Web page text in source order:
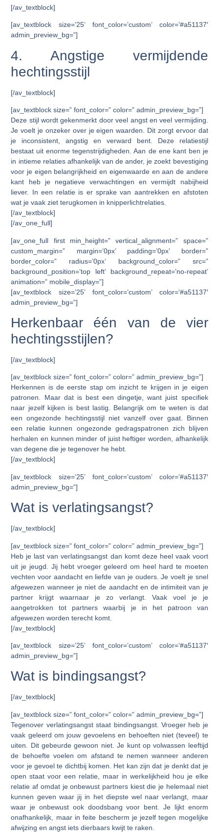
[/av_textblock]
[av_textblock size=’25’ font_color=’custom’ color=’#a51137′
admin_preview_bg=”]
4. Angstige vermijdende
hechtingsstijl
[/av_textblock]
[av_textblock size=” font_color=” color=” admin_preview_bg=”]
Deze stijl wordt gekenmerkt door veel angst en veel vermijding.
Je voelt je onzeker over je eigen waarden. Dit zorgt ervoor dat
je inconsistent, angstig en verward bent. Deze relatiestijl
bestaat uit enorme tegenstrijdigheden. Aan de ene kant ben je
in intieme relaties afhankelijk van de ander, je zoekt bevestiging
voor je eigen belangrijkheid en eigenwaarde en aan de andere
kant heb je negatieve verwachtingen en vermijdt nabijheid
liever. In een relatie is er sprake van aantrekken en afstoten
wat je vaak ziet terugkomen in knipperlichtrelaties.
[/av_textblock]
[/av_one_full]
[av_one_full first min_height=” vertical_alignment=” space=”
custom_margin=” margin=’0px’ padding=’0px’ border=”
border_color=” radius=’0px’ background_color=” src=”
background_position=’top left’ background_repeat=’no-repeat’
animation=” mobile_display=”]
[av_textblock size=’25’ font_color=’custom’ color=’#a51137′
admin_preview_bg=”]
Herkenbaar één van de vier
hechtingsstijlen?
[/av_textblock]
[av_textblock size=” font_color=” color=” admin_preview_bg=”]
Herkennen is de eerste stap om inzicht te krijgen in je eigen
patronen. Maar dat is best een dingetje, want juist specifiek
naar jezelf kijken is best lastig. Belangrijk om te weten is dat
een ongezonde hechtingsstijl niet vanzelf over gaat. Binnen
een relatie kunnen ongezonde gedragspatronen zich blijven
herhalen en kunnen minder of juist heftiger worden, afhankelijk
van degene die je tegenover he hebt.
[/av_textblock]
[av_textblock size=’25’ font_color=’custom’ color=’#a51137′
admin_preview_bg=”]
Wat is verlatingsangst?
[/av_textblock]
[av_textblock size=” font_color=” color=” admin_preview_bg=”]
Heb je last van verlatingsangst dan komt deze heel vaak voort
uit je jeugd. Jij hebt vroeger geleerd om heel hard te moeten
vechten voor aandacht en liefde van je ouders. Je voelt je snel
afgewezen wanneer je niet de aandacht en de intimiteit van je
partner krijgt waarnaar je zo verlangt. Vaak voel je je
aangetrokken tot partners waarbij je in het patroon van
afgewezen worden terecht komt.
[/av_textblock]
[av_textblock size=’25’ font_color=’custom’ color=’#a51137′
admin_preview_bg=”]
Wat is bindingsangst?
[/av_textblock]
[av_textblock size=” font_color=” color=” admin_preview_bg=”]
Tegenover verlatingsangst staat bindingsangst. Vroeger heb je
vaak geleerd om jouw gevoelens en behoeften niet (teveel) te
uiten. Dit gebeurde gewoon niet. Je kunt op volwassen leeftijd
de behoefte voelen om afstand te nemen wanneer anderen
voor je gevoel te dichtbij komen. Het kan zijn dat je denkt dat je
open staat voor een relatie, maar in werkelijkheid hou je elke
relatie af omdat je onbewust partners kiest die je helemaal niet
kunnen geven waar jij in het diepste wel naar verlangt, maar
waar je onbewust ook doodsbang voor bent. Je lijkt enorm
onafhankelijk, maar in feite bescherm je jezelf tegen mogelijke
afwijzing en angst iets dierbaars kwijt te raken.